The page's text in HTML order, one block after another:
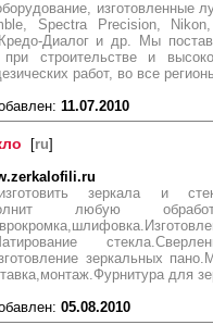
изготовленные
Spectra Precision,
Диалог и др. Мы
при строительстве и
работ, во все
11.07.2010
[ru]
зеркала и
любую
зеркальных
для
05.08.2010